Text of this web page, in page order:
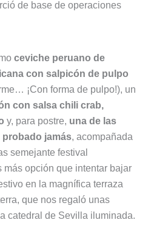
de base de operaciones
ceviche peruano de
con salpicón de pulpo
¡Con forma de pulpo!), un
con salsa chili crab,
y, para postre, una de las
jamás, acompañada
semejante festival
más opción que intentar bajar
en la magnífica terraza
que nos regaló unas
catedral de Sevilla iluminada.